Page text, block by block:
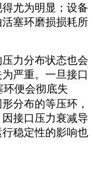
尤为明显；设备
塞环磨损损耗所
力分布状态也会
严重。一旦接口
便会彻底失
分布的等压环，
接口压力衰减导
稳定性的影响也